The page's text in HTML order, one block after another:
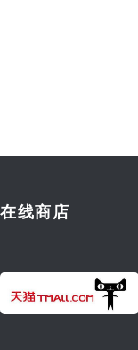
在线商店